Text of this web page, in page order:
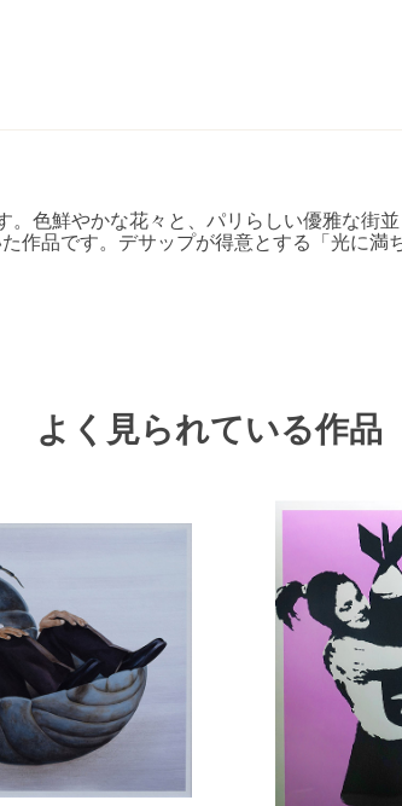
。色鮮やかな花々と、パリらしい優雅な街並
作品です。デサップが得意とする「光に満
よく見られている作品